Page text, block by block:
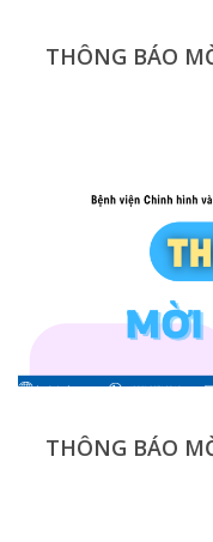
THÔNG BÁO
THÔNG BÁO